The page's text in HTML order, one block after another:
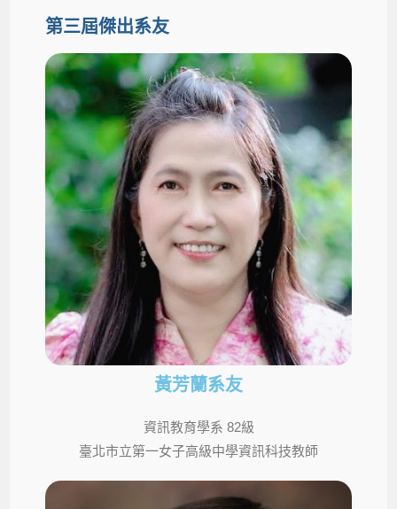
第三屆傑出系友
黃芳蘭系友
資訊教育學系 82級
臺北市立第一女子高級中學資訊科技教師